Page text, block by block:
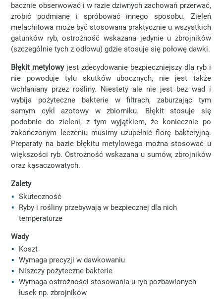
bacznie obserwować i w razie dziwnych zachowań przerwać,
zrobić podmianę i spróbować innego sposobu. Zieleń
melachitowa może być stosowana praktycznie u wszystkich
gatunków ryb, ostrożność wskazana jedynie u zbrojników
(szczególnie tych z odłowu) gdzie stosuje się połowę dawki.
Błękit metylowyjest zdecydowanie bezpieczniejszy dla ryb i
nie powoduje tylu skutków ubocznych, nie jest także
wchłaniany przez rośliny. Niestety ale nie jest bez wad i
wybija pożyteczne bakterie w filtrach, zaburzając tym
samym cykl azotowy w zbiorniku. Błękit stosuje się
podobnie do zieleni, z tym wyjątkiem, że koniecznie po
zakończonym leczeniu musimy uzupełnić florę bakteryjną.
Preparaty na bazie błękitu metylowego można stosować u
większości ryb. Ostrożność wskazana u sumów, zbrojników
oraz kąsaczowatych.
Zalety
Skuteczność
Ryby i rośliny przebywają w bezpiecznej dla nich
temperaturze
Wady
Koszt
Wymaga precyzji w dawkowaniu
Niszczy pożyteczne bakterie
Wymaga ostrożności stosowania u ryb pozbawionych
łusek np. zbrojników